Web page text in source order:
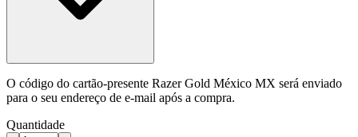
O código do cartão-presente Razer Gold México MX será enviado
para o seu endereço de e-mail após a compra.
Quantidade